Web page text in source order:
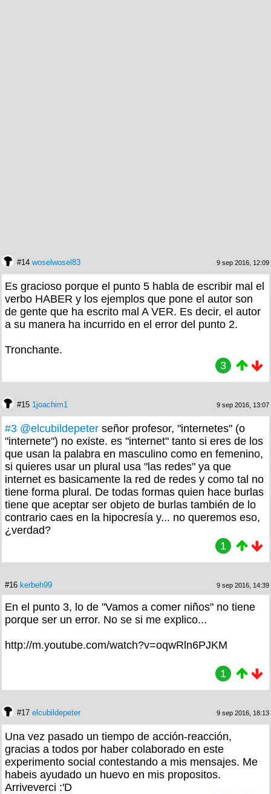
#14 woselwosel83 9 sep 2016, 12:09
Es gracioso porque el punto 5 habla de escribir mal el
verbo HABER y los ejemplos que pone el autor son
de gente que ha escrito mal A VER. Es decir, el autor
a su manera ha incurrido en el error del punto 2.
Tronchante.
3
#15 1joachim1 9 sep 2016, 13:07
#3 @elcubildepeter señor profesor, "internetes" (o
"internete") no existe. es "internet" tanto si eres de los
que usan la palabra en masculino como en femenino,
si quieres usar un plural usa "las redes" ya que
internet es basicamente la red de redes y como tal no
tiene forma plural. De todas formas quien hace burlas
tiene que aceptar ser objeto de burlas también de lo
contrario caes en la hipocresía y... no queremos eso,
¿verdad?
1
#16 kerbeh99 9 sep 2016, 14:39
En el punto 3, lo de "Vamos a comer niños" no tiene
porque ser un error. No se si me explico...
http://m.youtube.com/watch?v=oqwRln6PJKM
1
#17 elcubildepeter 9 sep 2016, 18:13
Una vez pasado un tiempo de acción-reacción,
gracias a todos por haber colaborado en este
experimento social contestando a mis mensajes. Me
habeis ayudado un huevo en mis propositos.
Arriveverci :'D